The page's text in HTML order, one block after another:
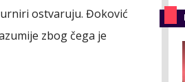
ostvaruju. Đoković
zbog čega je